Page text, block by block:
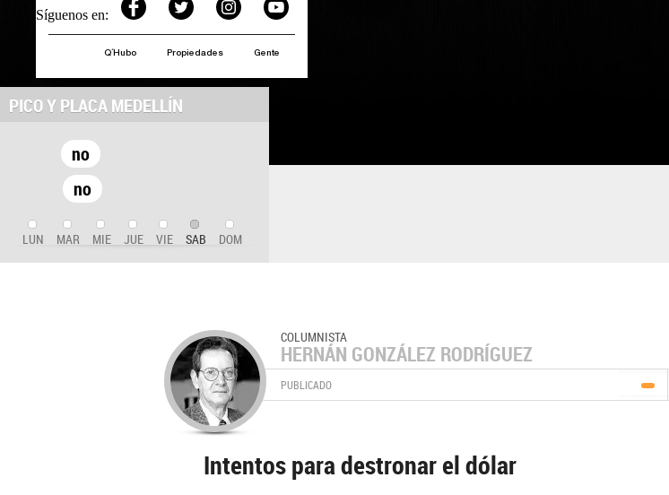
Síguenos en:
Q´Hubo Propiedades Gente
PICO Y PLACA MEDELLÍN
no
no
LUN MAR MIE JUE VIE SAB DOM
COLUMNISTA
HERNÁN GONZÁLEZ RODRÍGUEZ
PUBLICADO
Intentos para destronar el dólar